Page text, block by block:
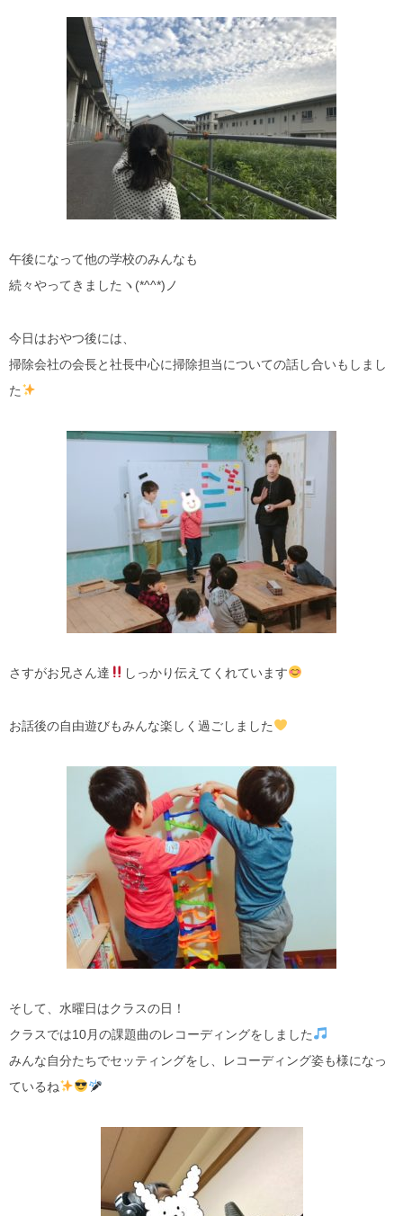
午後になって他の学校のみんなも
続々やってきましたヽ(*^^*)ノ
今日はおやつ後には、
掃除会社の会長と社長中心に掃除担当についての話し合いもしまし
た
さすがお兄さん達 しっかり伝えてくれています
お話後の自由遊びもみんな楽しく過ごしました
そして、水曜日はクラスの日！
クラスでは10月の課題曲のレコーディングをしました
みんな自分たちでセッティングをし、レコーディング姿も様になっ
ているね